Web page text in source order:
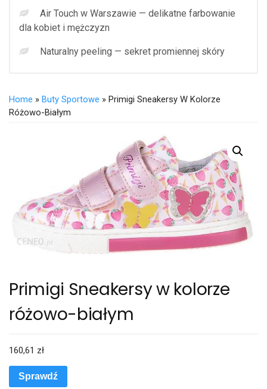
Air Touch w Warszawie — delikatne farbowanie
dla kobiet i mężczyzn
Naturalny peeling — sekret promiennej skóry
Home » Buty Sportowe » Primigi Sneakersy W Kolorze
Różowo-Białym
Primigi Sneakersy w kolorze
różowo-białym
160,61 zł
Sprawdź